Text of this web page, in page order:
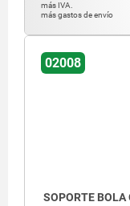
más IVA.
más gastos de envío
02008
SOPORTE BOLA OSCILANTE CON JUNTA TÓRICA,